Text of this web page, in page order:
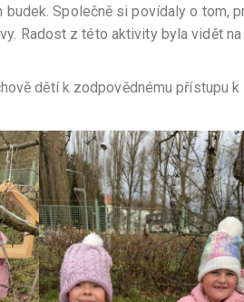
Společně si povídaly o tom,
Radost z této aktivity byla vidět na
dětí k zodpovědnému přístupu k